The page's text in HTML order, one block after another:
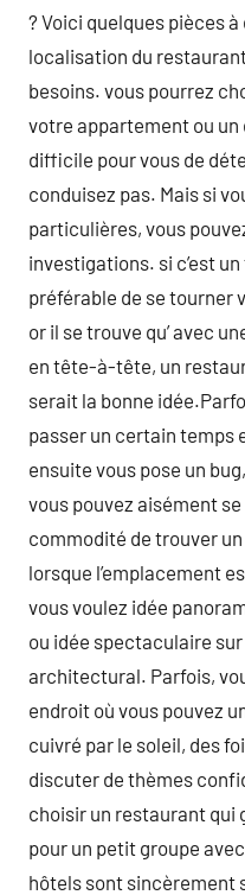
? Voici quelques pièces
localisation du
besoins. vous pourrez
votre appartement ou un
difficile pour vous de
conduisez pas. Mais si
particulières, vous
investigations. si c’est
préférable de se tourner
or il se trouve qu’ avec
en tête-à-tête, un
serait la bonne
passer un certain temps
ensuite vous pose un
vous pouvez aisément
commodité de trouver
lorsque l’emplacement
vous voulez idée
ou idée spectaculaire
architectural. Parfois,
endroit où vous pouvez
cuivré par le soleil, des
discuter de thèmes
choisir un restaurant qui
pour un petit groupe
hôtels sont sincèrement